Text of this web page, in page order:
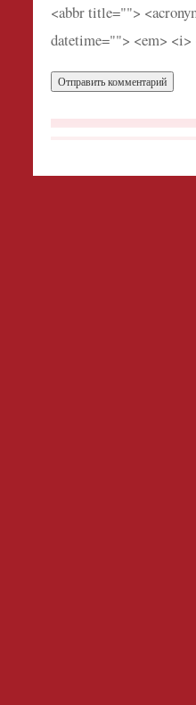
<abbr title="">
datetime=""> <em>